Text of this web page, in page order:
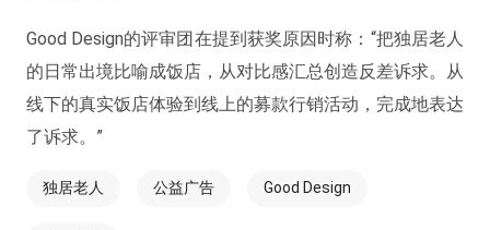
Good Design的评审团在提到获奖原因时称：“把独居老人
的日常出境比喻成饭店，从对比感汇总创造反差诉求。从
线下的真实饭店体验到线上的募款行销活动，完成地表达
了诉求。”
独居老人 公益广告 Good Design